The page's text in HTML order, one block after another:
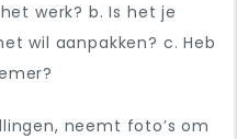
werk? b. Is het je
wil aanpakken? c. Heb
neemt foto’s om